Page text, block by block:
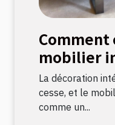
mobilier
une
La décoration
cesse, et le
comme un...